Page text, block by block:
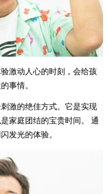
激动人心的时刻，会给孩
事情。
激的绝佳方式。它是实现
家庭团结的宝贵时间。 通
发光的体验。